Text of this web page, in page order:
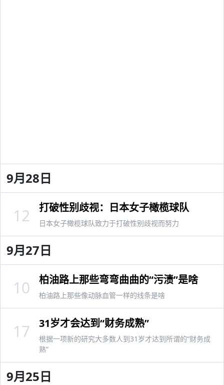
9月28日
打破性别歧视：日本女子橄榄球队
日本女子橄榄球队致力于打破性别歧视而努力
12
9月27日
柏油路上那些弯弯曲曲的“污渍”是啥
柏油路上那些像动脉血管一样的线条是啥
10
31岁才会达到“财务成熟”
根据一项新的研究大多数人到31岁才达到所谓的“财务成
熟”
17
9月25日